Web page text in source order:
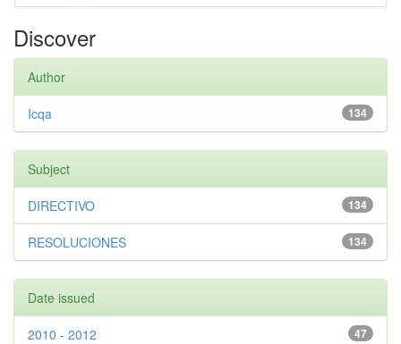
Discover
Author
134
Icqa
Subject
134
DIRECTIVO
134
RESOLUCIONES
Date issued
47
2010 - 2012